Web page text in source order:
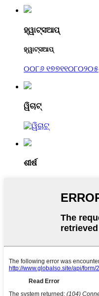
ହ୍ୱାଟ୍ସଆପ୍
ହ୍ୱାଟ୍ସଆପ୍
୦୦୮୬ ୧୭୭୧୧୦୮୦୨୦୫
ୱିଚାଟ୍
ଶୀର୍ଷ